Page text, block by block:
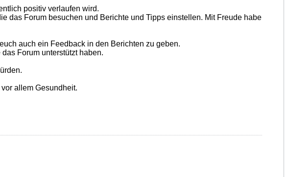
positiv verlaufen wird.
das Forum besuchen und Berichte und Tipps einstellen. Mit Freude habe
auch ein Feedback in den Berichten zu geben.
Forum unterstützt haben.
allem Gesundheit.